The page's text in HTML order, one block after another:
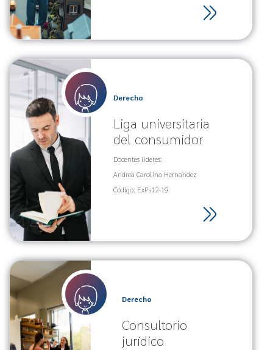
Derecho
Liga universitaria
del consumidor
Docentes lideres:
Andrea Carolina Hernandez
Código: ExPs12-19
Derecho
Consultorio
jurídico